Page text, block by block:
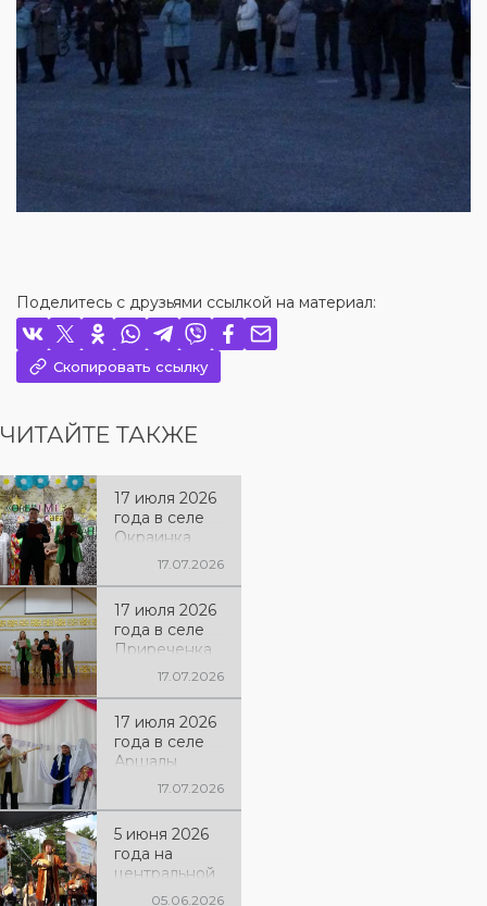
Поделитесь с друзьями ссылкой на материал:
Скопировать ссылку
ЧИТАЙТЕ ТАКЖЕ
17 июля 2026
года в селе
Окраинка
состоялась
программа
«Бірлік
болсын
әлемде» и
показ
традиционно
го обряда
«Беташар»,
провёл
творческий
коллектив
районного
Дома
17.07.2026
17 июля 2026
года в селе
Приреченка
состоялась
программа
«Бірлік
болсын
әлемде» и
показ
традиционно
го обряда
«Беташар»,
17.07.2026
17 июля 2026
года в селе
Аршалы
состоялась
программа
«Бірлік
болсын
әлемде» и
17.07.2026
5 июня 2026
года на
центральной
площади05.06.2026